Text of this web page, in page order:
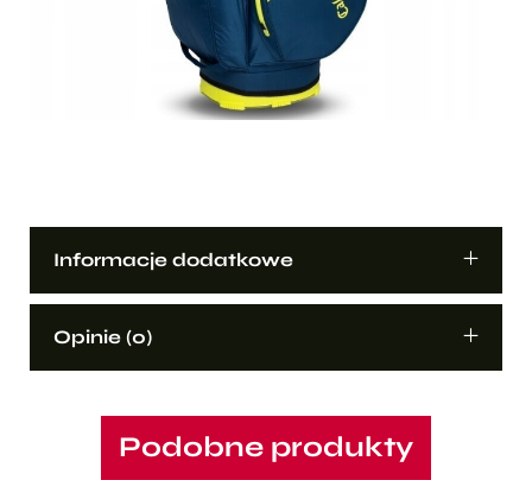
Informacje dodatkowe
Opinie (0)
Podobne produkty